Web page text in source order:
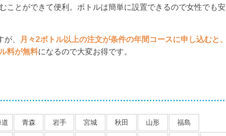
ことができて便利。ボトルは簡単に設置できるので女性でも安
、
月々2ボトル以上の注文が条件の年間コースに申し込むと、
料が無料になるので大変お得です。
青森 岩手 宮城 秋田 山形 福島